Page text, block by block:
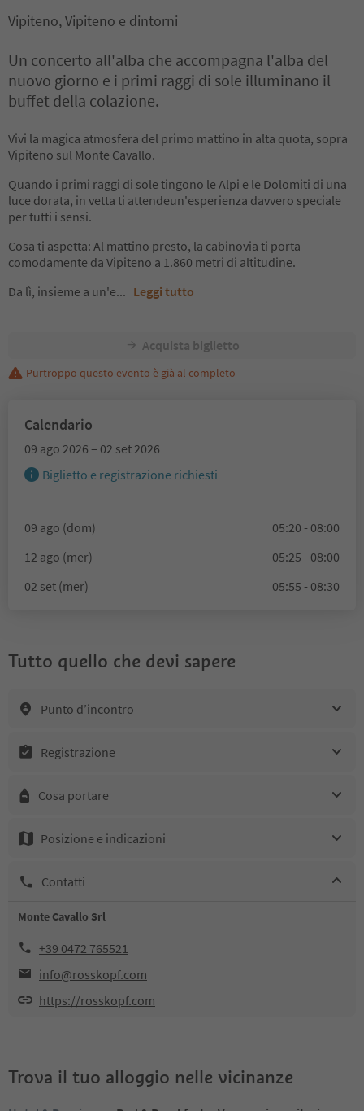
Vipiteno, Vipiteno e dintorni
Un concerto all'alba che accompagna l'alba del
nuovo giorno e i primi raggi di sole illuminano il
buffet della colazione.
Vivi la magica atmosfera del primo mattino in alta quota, sopra
Vipiteno sul Monte Cavallo.
Quando i primi raggi di sole tingono le Alpi e le Dolomiti di una
luce dorata, in vetta ti attendeun'esperienza davvero speciale
per tutti i sensi.
Cosa ti aspetta: Al mattino presto, la cabinovia ti porta
comodamente da Vipiteno a 1.860 metri di altitudine.
Da lì, insieme a un'e... Leggi tutto
Acquista biglietto
Purtroppo questo evento è già al completo
Calendario
09 ago 2026 – 02 set 2026
Biglietto e registrazione richiesti
09 ago (dom)
05:20 - 08:00
12 ago (mer)
05:25 - 08:00
02 set (mer)
05:55 - 08:30
Tutto quello che devi sapere
Punto d’incontro
Registrazione
Cosa portare
Posizione e indicazioni
Contatti
Monte Cavallo Srl
+39 0472 765521
info@rosskopf.com
https://rosskopf.com
Trova il tuo alloggio nelle vicinanze